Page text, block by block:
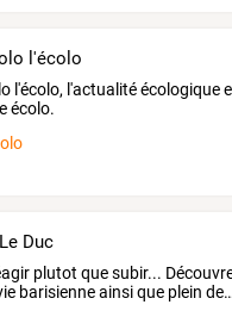
l'écolo
l'écolo, l'actualité écologique
écolo.
Duc
plutot quesubir...
barisienneainsique plein de